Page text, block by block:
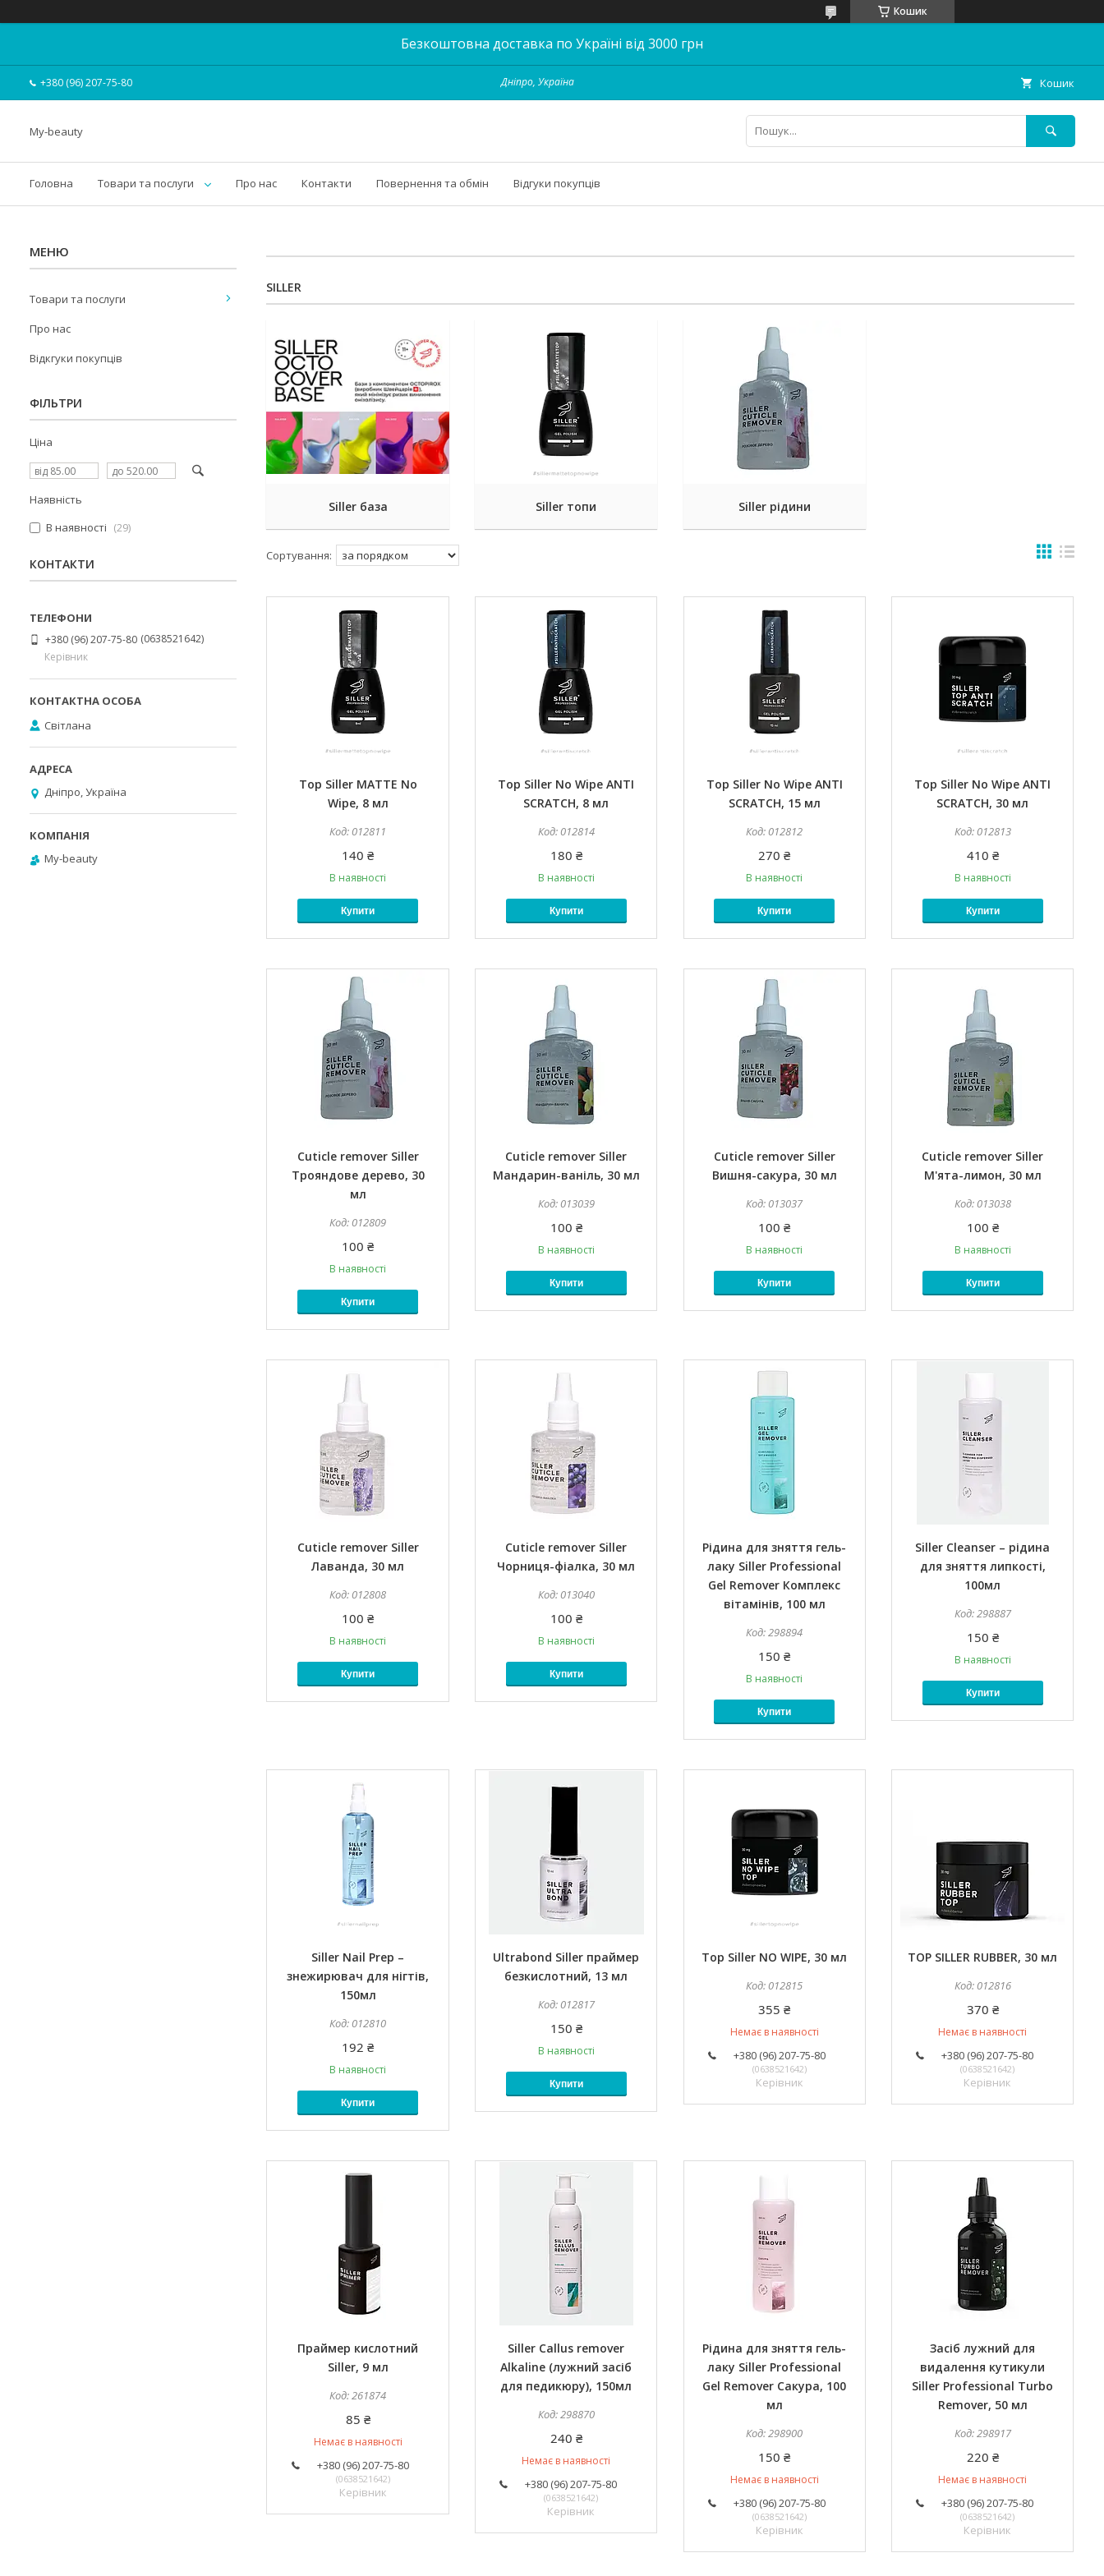
Кошик
Безкоштовна доставка по Україні від 3000 грн
+380 (96) 207-75-80 Дніпро, Україна Кошик
My-beauty
Головна Товари та послуги Про нас Контакти Повернення та обмін Відгуки покупців
SILLER
Siller база Siller топи Siller рідини
Top Siller MATTE No
Wipe, 8 мл
012811
140 ₴
В наявності
Купити
Top Siller No Wipe ANTI
SCRATCH, 8 мл
012814
180 ₴
В наявності
Купити
Top Siller No Wipe ANTI
SCRATCH, 15 мл
012812
270 ₴
В наявності
Купити
Top Siller No Wipe ANTI
SCRATCH, 30 мл
012813
410 ₴
В наявності
Купити
Cuticle remover Siller
Трояндове дерево, 30
мл
012809
100 ₴
В наявності
Купити
Cuticle remover Siller
Мандарин-ваніль, 30 мл
013039
100 ₴
В наявності
Купити
Cuticle remover Siller
Вишня-сакура, 30 мл
013037
100 ₴
В наявності
Купити
Cuticle remover Siller
М'ята-лимон, 30 мл
013038
100 ₴
В наявності
Купити
Cuticle remover Siller
Лаванда, 30 мл
012808
100 ₴
В наявності
Купити
Cuticle remover Siller
Чорниця-фіалка, 30 мл
013040
100 ₴
В наявності
Купити
Рідина для зняття гель-
лаку Siller Professional
Gel Remover Комплекс
вітамінів, 100 мл
298894
150 ₴
В наявності
Купити
Siller Cleanser – рідина
для зняття липкості,
100мл
298887
150 ₴
В наявності
Купити
Siller Nail Prep –
знежирювач для нігтів,
150мл
012810
192 ₴
В наявності
Купити
Ultrabond Siller праймер
безкислотний, 13 мл
012817
150 ₴
В наявності
Купити
Top Siller NO WIPE, 30 мл
012815
355 ₴
Немає в наявності
+380 (96) 207-75-80
0638521642
Керівник
TOP SILLER RUBBER, 30 мл
012816
370 ₴
Немає в наявності
+380 (96) 207-75-80
0638521642
Керівник
Праймер кислотний
Siller, 9 мл
261874
85 ₴
Немає в наявності
+380 (96) 207-75-80
0638521642
Керівник
Siller Callus remover
Alkaline (лужний засіб
для педикюру), 150мл
298870
240 ₴
Немає в наявності
+380 (96) 207-75-80
0638521642
Керівник
Рідина для зняття гель-
лаку Siller Professional
Gel Remover Сакура, 100
мл
298900
150 ₴
Немає в наявності
+380 (96) 207-75-80
0638521642
Керівник
Засіб лужний для
видалення кутикули
Siller Professional Turbo
Remover, 50 мл
298917
220 ₴
Немає в наявності
+380 (96) 207-75-80
0638521642
Керівник
Товари та послуги
Про нас
Відкгуки покупців
ФІЛЬТРИ
Ціна
Наявність
В наявності
29
КОНТАКТИ
+380 (96) 207-75-80 0638521642
Керівник
Світлана
Дніпро, Україна
My-beauty